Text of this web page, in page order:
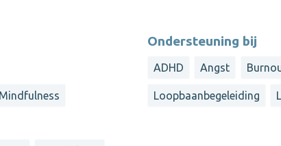
Mindfulness
Ondersteuning bij
ADHD Angst
Loopbaanbegeleiding